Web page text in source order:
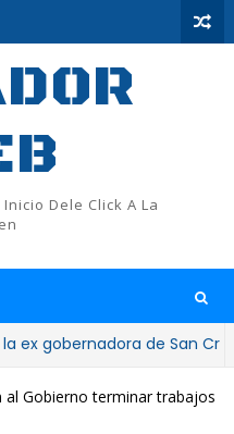
Dele Click A La
de San Cristóbal,
Gobierno terminar trabajos